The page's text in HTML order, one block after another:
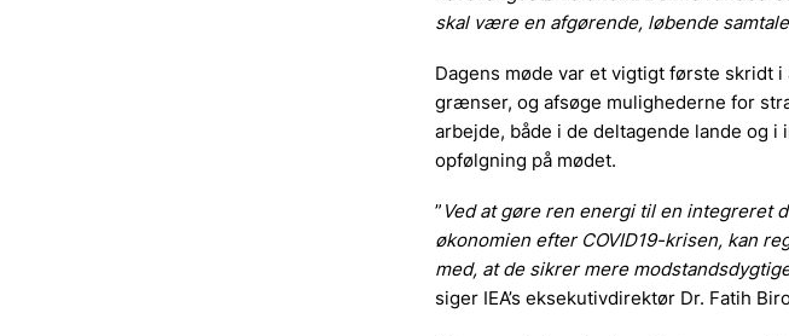
skal være en afgørende, løbende samtale
Dagens møde var et vigtigt første skridt
grænser, og afsøge mulighederne for
arbejde, både i de deltagende lande og
opfølgning på mødet.
” Ved at gøre ren energi til en integreret
økonomien efter COVID19-krisen, kan
med, at de sikrer mere
siger IEA’s eksekutivdirektør Dr. Fatih